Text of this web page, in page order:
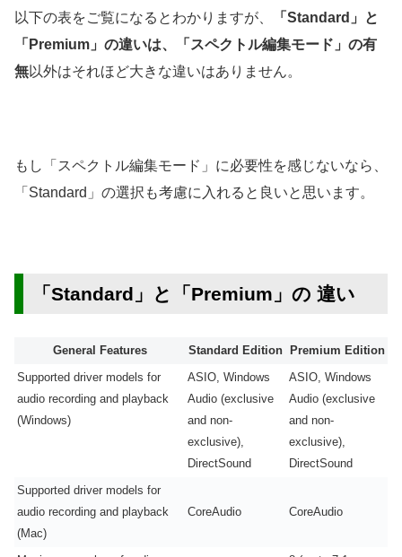
以下の表をご覧になるとわかりますが、
「Standard」と
「Premium」の違いは、「 スペクトル編集モード」の有
無以外はそれほど大きな違いはありません。
もし「 スペクトル編集モード」に必要性を感じないなら、
「Standard」の選択も考慮に入れると良いと思います。
「Standard」と「Premium」の 違い
General Features Standard Edition
Premium Edition
Supported driver models for
audio recording and playback
(Windows)
ASIO, Windows
Audio (exclusive
and non-
exclusive),
DirectSound
ASIO, Windows
Audio (exclusive
and non-
exclusive),
DirectSound
Supported driver models for
audio recording and playback
(Mac)
CoreAudio CoreAudio